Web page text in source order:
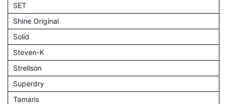
SET
Shine Original
Solid
Steven-K
Strellson
Superdry
Tamaris